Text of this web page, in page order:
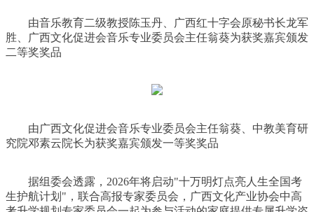
由音乐教育二级教授陈玉丹、广西红十字会原秘书长龙军
胜、广西文化促进会音乐专业委员会主任翁葵为获奖嘉宾颁发
二等奖奖品
由广西文化促进会音乐专业委员会主任翁葵、中教美育研
究院邓素云院长为获奖嘉宾颁发一等奖奖品
据组委会透露，2026年将启动"十万明灯点亮人生全国考
生护航计划"，联合高报专家委员会，广西文化产业协会中高